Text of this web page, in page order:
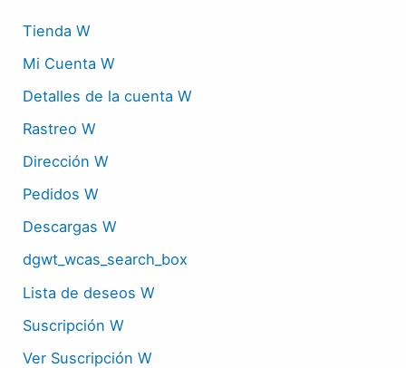
Tienda W
Mi Cuenta W
Detalles de la cuenta W
Rastreo W
Dirección W
Pedidos W
Descargas W
dgwt_wcas_search_box
Lista de deseos W
Suscripción W
Ver Suscripción W